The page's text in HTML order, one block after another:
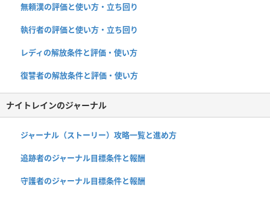
無頼漢の評価と使い方・立ち回り
執行者の評価と使い方・立ち回り
レディの解放条件と評価・使い方
復讐者の解放条件と評価・使い方
ナイトレインのジャーナル
ジャーナル（ストーリー）攻略一覧と進め方
追跡者のジャーナル目標条件と報酬
守護者のジャーナル目標条件と報酬